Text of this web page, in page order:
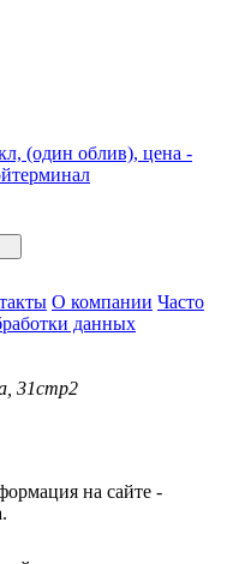
(один облив), цена -
О компании Часто
данных
31стр2
на сайте -